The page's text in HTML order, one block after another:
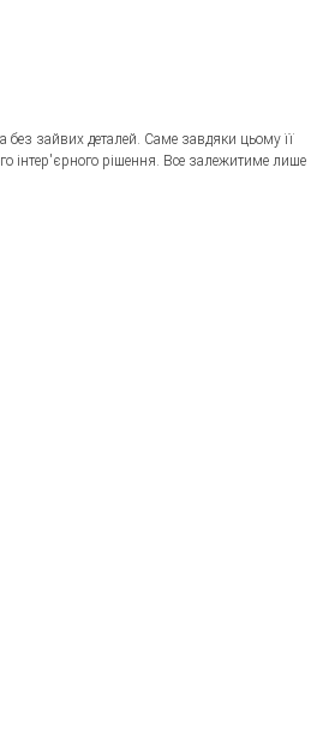
без зайвих деталей. Саме завдяки цьому її
інтер'єрного рішення. Все залежитиме лише